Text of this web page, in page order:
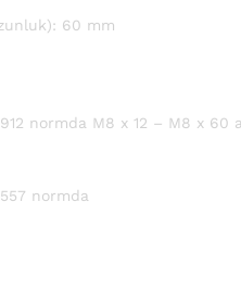
60 mm
normda M8 x 12 – M8 x 60
normda